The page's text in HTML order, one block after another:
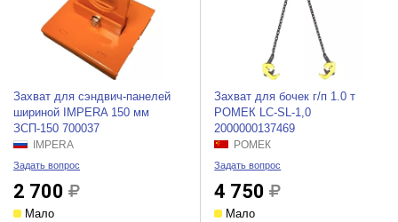
Захват для сэндвич-панелей
шириной IMPERA 150 мм
ЗСП-150 700037
IMPERA
Задать вопрос
2 700
Мало
Захват для бочек г/п 1.0 т
РОМЕК LC-SL-1,0
2000000137469
РОМЕК
Задать вопрос
4 750
Мало